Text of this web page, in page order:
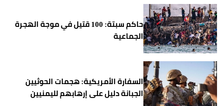
حاكم سبتة: 100 قتيل في موجة الهجرة
الجماعية
السفارة الأمريكية: هجمات الحوثيين
الجبانة دليل على إرهابهم لليمنيين